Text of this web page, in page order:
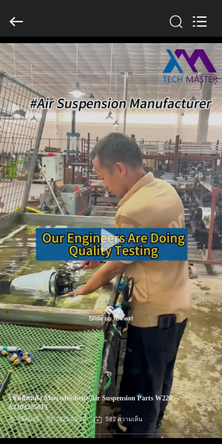
บ้าน
สินค้า
วิดีโอ
เกี่ยว
กับ
เรา
ทัวร์
โรงงาน
ควบคุม
คุณภาพ
ติดต่อ
เรา
ข่าว
master
Rights
Reserved.
โช๊คอัพหลัง Mercedes-benz Air Suspension Parts W220
A2203205013
โช๊คแอร์ 2025-03-20 582 ความเห็น